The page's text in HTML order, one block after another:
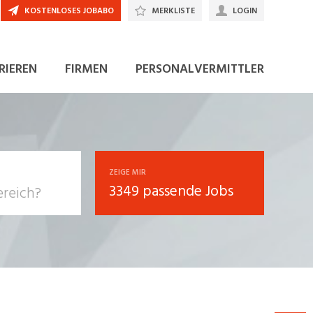
FIRMEN PERSONALVERMITTLER
KOSTENLOSES JOBABO MERKLISTE LOGIN
ZEIGE MIR
3349 passende Jobs
JETZT BEWERBEN